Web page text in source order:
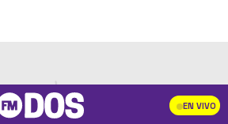
EN VIVO